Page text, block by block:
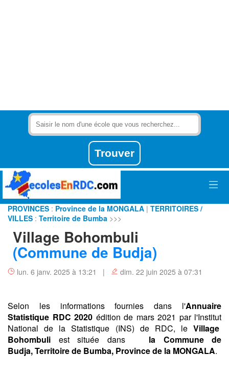
PROVINCES : Province de la MONGALA | TERRITOIRES /
VILLES : Territoire de Bumba >>>
Village Bohombuli
(Commune de Budja)
lun. 6 janv. 2025 à 13:21 | dim. 22 juin 2025 à 07:31
Selon les informations fournies dans l'Annuaire
Statistique RDC 2020 édition de mars 2021 par l'Institut
National de la Statistique (INS) de RDC, le Village
Bohombuli est située dans
la Commune de
Budja,Territoire de Bumba, Province de la MONGALA.